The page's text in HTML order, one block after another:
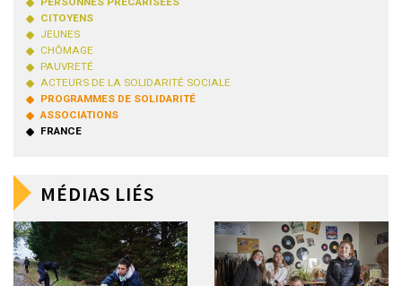
CITOYENS
JEUNES
CHÔMAGE
PAUVRETÉ
ACTEURS DE LA SOLIDARITÉ SOCIALE
PROGRAMMES DE SOLIDARITÉ
ASSOCIATIONS
FRANCE
MÉDIAS LIÉS